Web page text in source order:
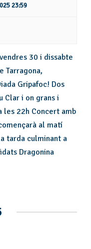
23:59
30 i dissabte
Tarragona,
Gripafoc! Dos
Clar i on grans i
les 22h Concert amb
al matí
tarda culminant a
Dragonina